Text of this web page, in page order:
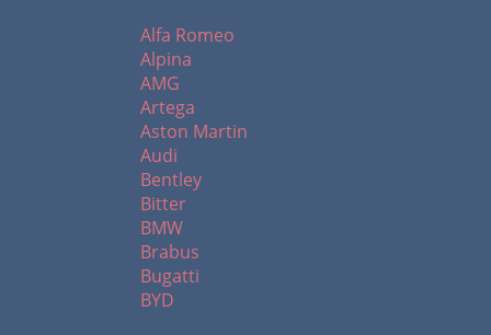
Alfa Romeo
Alpina
AMG
Artega
Aston Martin
Audi
Bentley
Bitter
BMW
Brabus
Bugatti
BYD